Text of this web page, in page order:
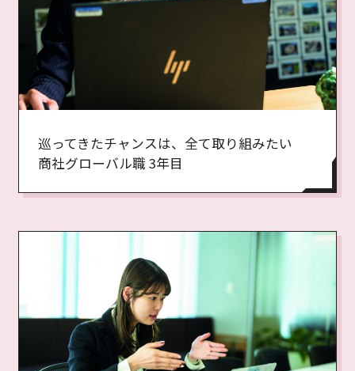
巡ってきたチャンスは、全て取り組みたい
商社グローバル職 3年目